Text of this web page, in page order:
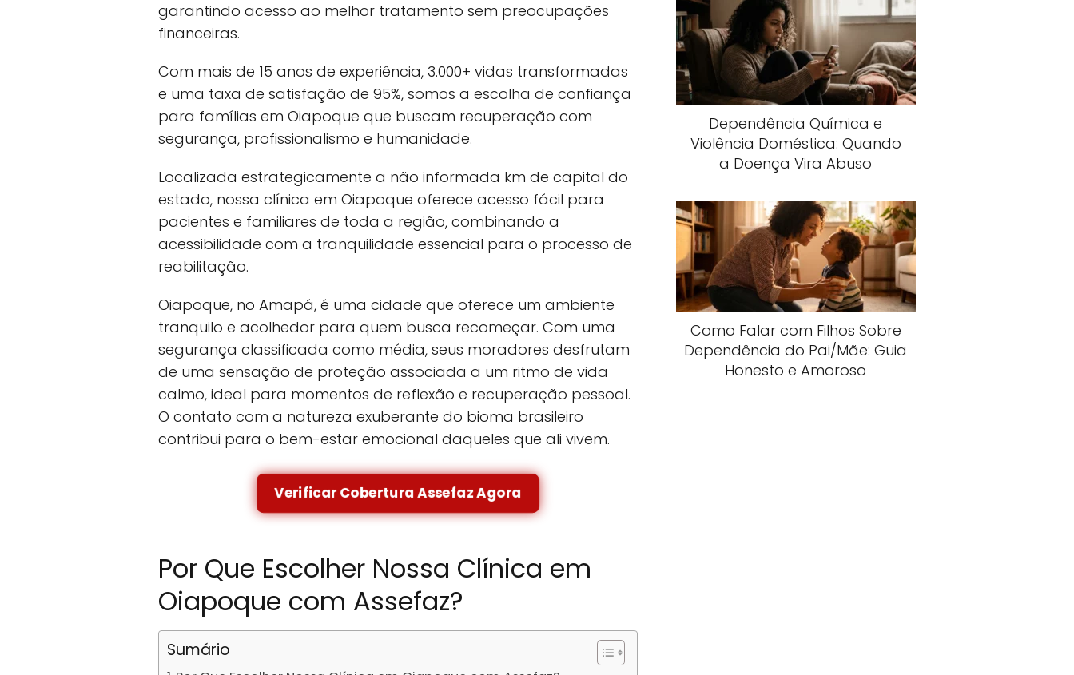
garantindo acesso ao melhor tratamento sem preocupações
financeiras.
Com mais de 15 anos de experiência, 3.000+ vidas transformadas
e uma taxa de satisfação de 95%, somos a escolha de confiança
para famílias em Oiapoque que buscam recuperação com
segurança, profissionalismo e humanidade.
Localizada estrategicamente a não informada km de capital do
estado, nossa clínica em Oiapoque oferece acesso fácil para
pacientes e familiares de toda a região, combinando a
acessibilidade com a tranquilidade essencial para o processo de
reabilitação.
Oiapoque, no Amapá, é uma cidade que oferece um ambiente
tranquilo e acolhedor para quem busca recomeçar. Com uma
segurança classificada como média, seus moradores desfrutam
de uma sensação de proteção associada a um ritmo de vida
calmo, ideal para momentos de reflexão e recuperação pessoal.
O contato com a natureza exuberante do bioma brasileiro
contribui para o bem-estar emocional daqueles que ali vivem.
Verificar Cobertura Assefaz Agora
Por Que Escolher Nossa Clínica em
Oiapoque com Assefaz?
Sumário
Dependência Química e
Violência Doméstica: Quando
a Doença Vira Abuso
Como Falar com Filhos Sobre
Dependência do Pai/Mãe: Guia
Honesto e Amoroso